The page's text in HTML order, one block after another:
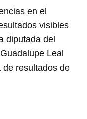
en el
visibles
diputada del
Leal
resultados de